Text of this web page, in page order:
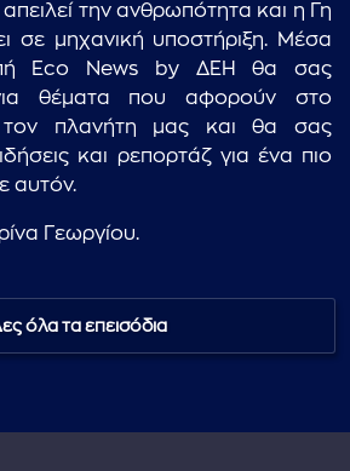
απειλεί την ανθρωπότητα και η Γη
σε μηχανική υποστήριξη. Μέσα
Eco News by ΔΕΗ θα σας
θέματα που αφορούν στο
τον πλανήτη μας και θα σας
και ρεπορτάζ για ένα πιο
αυτόν.
Γεωργίου.
όλα τα επεισόδια